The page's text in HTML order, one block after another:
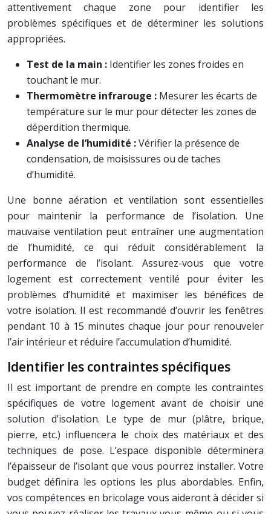
attentivement chaque zone pour identifier les
problèmes spécifiques et de déterminer les solutions
appropriées.
Test de la main : Identifier les zones froides en
touchant le mur.
Thermomètre infrarouge : Mesurer les écarts de
température sur le mur pour détecter les zones de
déperdition thermique.
Analyse de l’humidité :Vérifier la présence de
condensation, de moisissures ou de taches
d’humidité.
Une bonne aération et ventilation sont essentielles
pour maintenir la performance de l’isolation. Une
mauvaise ventilation peut entraîner une augmentation
de l’humidité, ce qui réduit considérablement la
performance de l’isolant. Assurez-vous que votre
logement est correctement ventilé pour éviter les
problèmes d’humidité et maximiser les bénéfices de
votre isolation. Il est recommandé d’ouvrir les fenêtres
pendant 10 à 15 minutes chaque jour pour renouveler
l’air intérieur et réduire l’accumulation d’humidité.
Identifier les contraintes spécifiques
Il est important de prendre en compte les contraintes
spécifiques de votre logement avant de choisir une
solution d’isolation. Le type de mur (plâtre, brique,
pierre, etc.) influencera le choix des matériaux et des
techniques de pose. L’espace disponible déterminera
l’épaisseur de l’isolant que vous pourrez installer. Votre
budget définira les options les plus abordables. Enfin,
vos compétences en bricolage vous aideront à décider si